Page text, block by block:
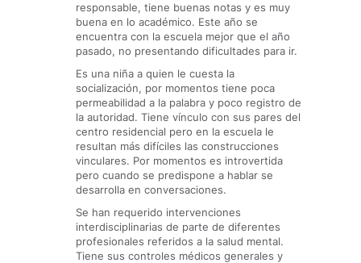
responsable, tiene buenas notas y es muy
buena en lo académico. Este año se
encuentra con la escuela mejor que el año
pasado, no presentando dificultades para ir.
Es una niña a quien le cuesta la
socialización, por momentos tiene poca
permeabilidad a la palabra y poco registro de
la autoridad. Tiene vínculo con sus pares del
centro residencial pero en la escuela le
resultan más difíciles las construcciones
vinculares. Por momentos es introvertida
pero cuando se predispone a hablar se
desarrolla en conversaciones.
Se han requerido intervenciones
interdisciplinarias de parte de diferentes
profesionales referidos a la salud mental.
Tiene sus controles médicos generales y